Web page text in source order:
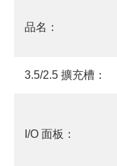
品名：
3.5/2.5 擴充槽：
I/O 面板：